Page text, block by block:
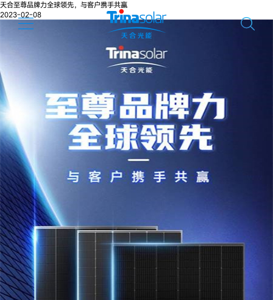
天合至尊品牌力全球领先，与客户携手共赢
2023-02-08